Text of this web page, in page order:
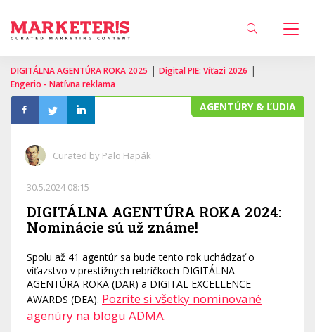
DIGITÁLNA AGENTÚRA ROKA 2025 | Digital PIE: Víťazi 2026 |
Engerio - Natívna reklama
AGENTÚRY & ĽUDIA
Curated by Palo Hapák
30.5.2024 08:15
DIGITÁLNA AGENTÚRA ROKA 2024:
Nominácie sú už známe!
Spolu až 41 agentúr sa bude tento rok uchádzať o
víťazstvo v prestížnych rebríčkoch DIGITÁLNA
AGENTÚRA ROKA (DAR) a DIGITAL EXCELLENCE
AWARDS (DEA). Pozrite si všetky nominované
agenúry na blogu ADMA.